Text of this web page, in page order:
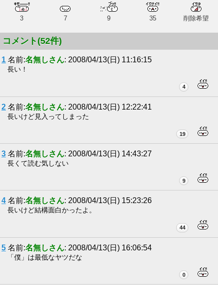
3 7 9 35 削除希望
コメント(52件)
1 名前:名無しさん: 2008/04/13(日) 11:16:15
長い！
4
2 名前:名無しさん: 2008/04/13(日) 12:22:41
長いけど見入ってしまった
19
3 名前:名無しさん: 2008/04/13(日) 14:43:27
長くて読む気しない
9
4 名前:名無しさん: 2008/04/13(日) 15:23:26
長いけど結構面白かったよ。
44
5 名前:名無しさん: 2008/04/13(日) 16:06:54
「僕」は最低なヤツだな
0